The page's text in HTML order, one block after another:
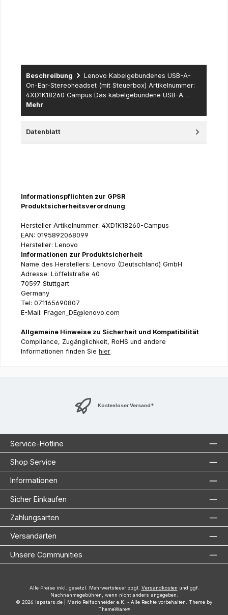
Beschreibung
Lenovo Kabelgebundenes USB-A-
On-Ear-Stereoheadset (mit Steuerbox) Artikelnummer:
4XD1K18260 Campus Das kabelgebundene USB-A…
Mehr
Datenblatt
Informationspflichten zur GPSR
Produktsicherheitsverordnung
Hersteller Artikelnummer: 4XD1K18260-Campus
EAN: 0195892068099
Hersteller: Lenovo
Informationen zur Produktsicherheit
Name des Herstellers: Lenovo (Deutschland) GmbH
Adresse: Löffelstraße 40
70597 Stuttgart
Germany
Tel: 071165690807
E-Mail: Fragen_DE@lenovo.com
Allgemeine Hinweise zu Sicherheit und Kompatibilität
Compliance, Zugänglichkeit, RoHS und andere
Informationen finden Sie hier
Kostenloser Versand*
Service-Hotline
Shop Service
Informationen
Sicher Einkaufen
Zahlungsarten
Versandarten
Unsere Communities
Alle Preise inkl. gesetzl. Mehrwertsteuer zzgl. Versandkosten und ggf.
Nachnahmegebühren, wenn nicht anders angegeben.
© 2026 lapstars.de | Mario Reifschneider e.K. - Alle Rechte vorbehalten. Theme by
ThemeWare®